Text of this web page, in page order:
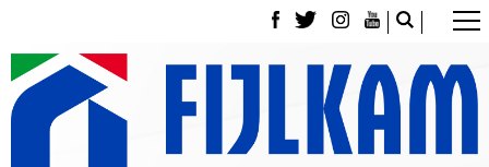
La Federazione
Tesseramento
Contatti
Norme e modulistica Affiliazioni e Tesseramenti